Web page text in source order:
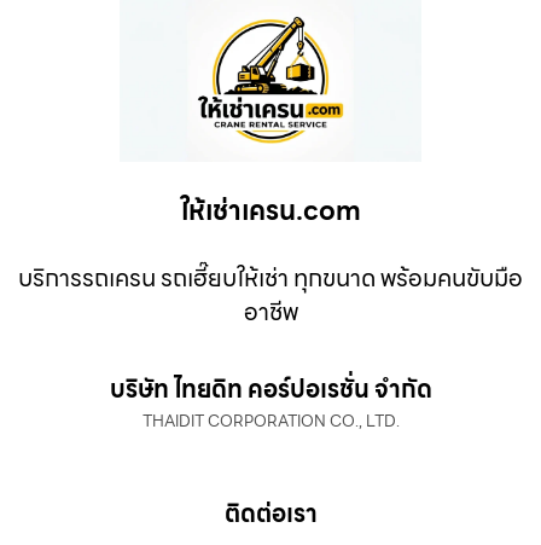
ให้เช่าเครน.com
บริการรถเครน รถเฮี๊ยบให้เช่า ทุกขนาด พร้อมคนขับมือ
อาชีพ
บริษัท ไทยดิท คอร์ปอเรชั่น จำกัด
THAIDIT CORPORATION CO., LTD.
ติดต่อเรา